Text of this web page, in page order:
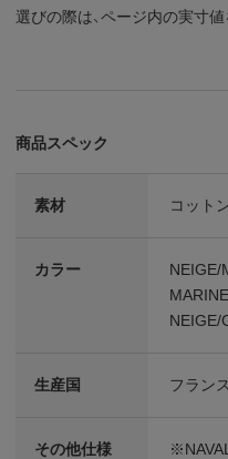
選びの際は、ページ内の実寸
商品スペック
素材 コット
カラー
NEIGE/
NEIGE/
生産国 フランス
その他仕様